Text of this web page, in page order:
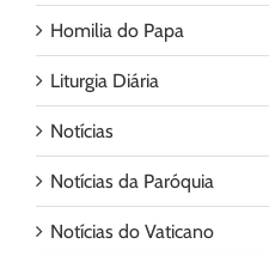
Homilia do Papa
Liturgia Diária
Notícias
Notícias da Paróquia
Notícias do Vaticano